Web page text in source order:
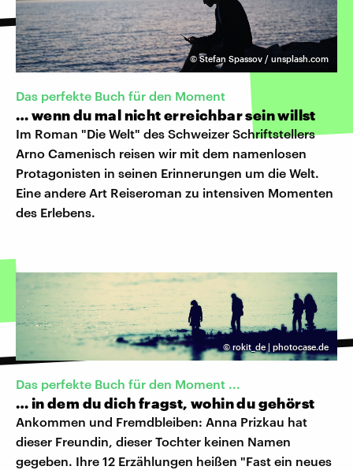
©Stefan Spassov / unsplash.com
Das perfekte Buch für den Moment
… wenn du mal nicht erreichbar sein willst
Im Roman "Die Welt" des Schweizer Schriftstellers
Arno Camenisch reisen wir mit dem namenlosen
Protagonisten in seinen Erinnerungen um die Welt.
Eine andere Art Reiseroman zu intensiven Momenten
des Erlebens.
©rokit_de | photocase.de
Das perfekte Buch für den Moment ...
… in dem du dich fragst, wohin du gehörst
Ankommen und Fremdbleiben: Anna Prizkau hat
dieser Freundin, dieser Tochter keinen Namen
gegeben. Ihre 12 Erzählungen heißen "Fast ein neues